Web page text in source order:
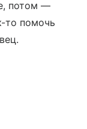
потом —
то помочь